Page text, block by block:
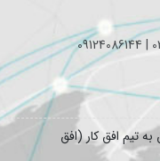
تیم افق کار (افق